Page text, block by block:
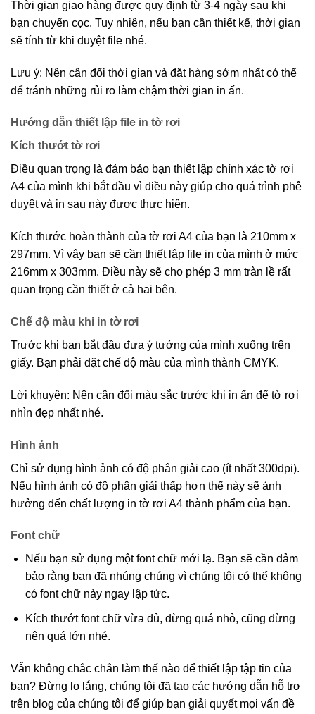
Thời gian giao hàng được quy định từ 3-4 ngày sau khi
bạn chuyển cọc. Tuy nhiên, nếu bạn cần thiết kế, thời gian
sẽ tính từ khi duyệt file nhé.
Lưu ý: Nên cân đối thời gian và đặt hàng sớm nhất có thể
để tránh những rủi ro làm chậm thời gian in ấn.
Hướng dẫn thiết lập file in tờ rơi
Kích thướt tờ rơi
Điều quan trọng là đảm bảo bạn thiết lập chính xác tờ rơi
A4 của mình khi bắt đầu vì điều này giúp cho quá trình phê
duyệt và in sau này được thực hiện.
Kích thước hoàn thành của tờ rơi A4 của bạn là 210mm x
297mm. Vì vậy bạn sẽ cần thiết lập file in của mình ở mức
216mm x 303mm. Điều này sẽ cho phép 3 mm tràn lề rất
quan trọng cần thiết ở cả hai bên.
Chế độ màu khi in tờ rơi
Trước khi bạn bắt đầu đưa ý tưởng của mình xuống trên
giấy. Bạn phải đặt chế độ màu của mình thành CMYK.
Lời khuyên: Nên cân đối màu sắc trước khi in ấn để tờ rơi
nhìn đẹp nhất nhé.
Hình ảnh
Chỉ sử dụng hình ảnh có độ phân giải cao (ít nhất 300dpi).
Nếu hình ảnh có độ phân giải thấp hơn thế này sẽ ảnh
hưởng đến chất lượng in tờ rơi A4 thành phẩm của bạn.
Font chữ
Nếu bạn sử dụng một font chữ mới lạ. Bạn sẽ cần đảm
bảo rằng bạn đã nhúng chúng vì chúng tôi có thể không
có font chữ này ngay lập tức.
Kích thướt font chữ vừa đủ, đừng quá nhỏ, cũng đừng
nên quá lớn nhé.
Vẫn không chắc chắn làm thế nào để thiết lập tập tin của
bạn? Đừng lo lắng, chúng tôi đã tạo các hướng dẫn hỗ trợ
trên blog của chúng tôi để giúp bạn giải quyết mọi vấn đề